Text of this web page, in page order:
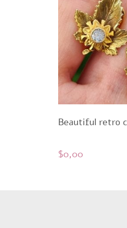
Beautiful retro
$0,00